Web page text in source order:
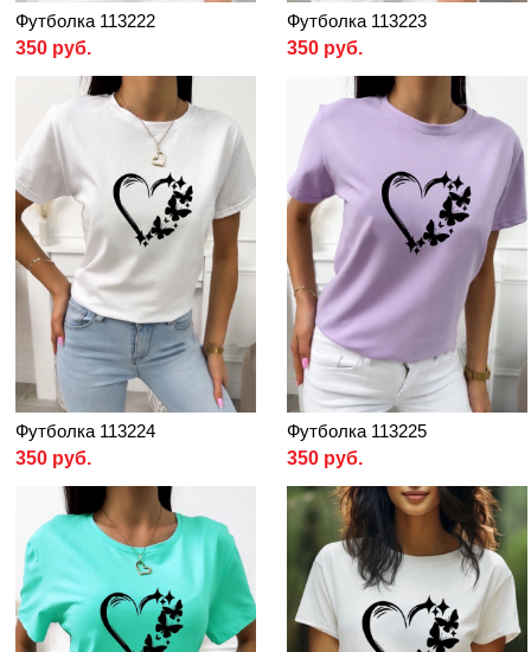
Футболка 113222
350 руб.
Футболка 113223
350 руб.
Футболка 113224
350 руб.
Футболка 113225
350 руб.